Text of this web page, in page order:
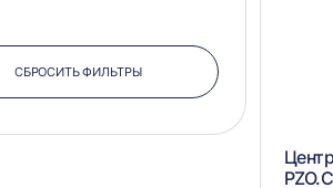
СБРОСИТЬ ФИЛЬТРЫ